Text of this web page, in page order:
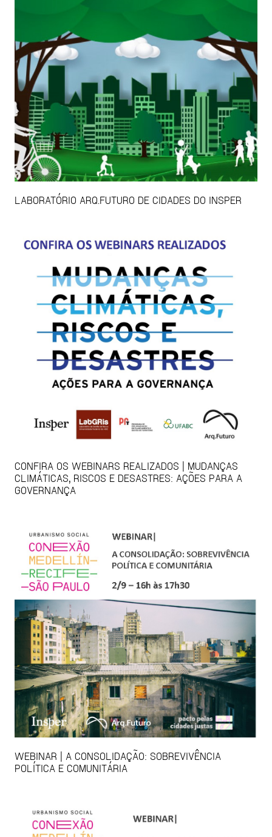
LABORATÓRIO ARQ.FUTURO DE CIDADES DO INSPER
CONFIRA OS WEBINARS REALIZADOS | MUDANÇAS
CLIMÁTICAS, RISCOS E DESASTRES: AÇÕES PARA A
GOVERNANÇA
WEBINAR | A CONSOLIDAÇÃO: SOBREVIVÊNCIA
POLÍTICA E COMUNITÁRIA